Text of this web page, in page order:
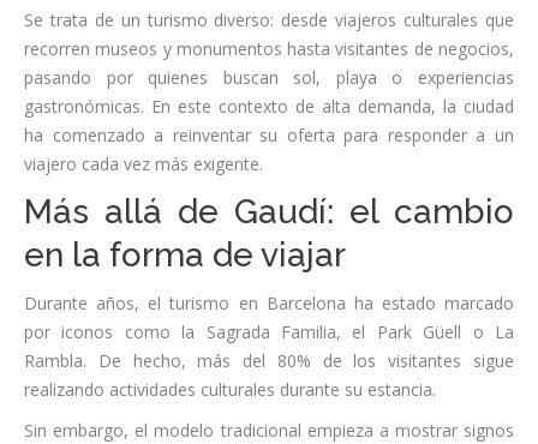
Se trata de un turismo diverso: desde viajeros culturales que
recorren museos y monumentos hasta visitantes de negocios,
pasando por quienes buscan sol, playa o experiencias
gastronómicas. En este contexto de alta demanda, la ciudad
ha comenzado a reinventar su oferta para responder a un
viajero cada vez más exigente.
Más allá de Gaudí: el cambio
en la forma de viajar
Durante años, el turismo en Barcelona ha estado marcado
por iconos como la Sagrada Familia, el Park Güell o La
Rambla. De hecho, más del 80% de los visitantes sigue
realizando actividades culturales durante su estancia.
Sin embargo, el modelo tradicional empieza a mostrar signos